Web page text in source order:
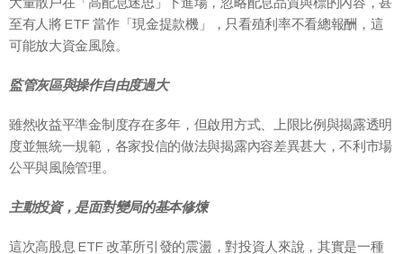
至有人將 ETF 當作「現金提款機」，只看殖利率不看總報酬，這
可能放大資金風險。
監管灰區與操作自由度過大
雖然收益平準金制度存在多年，但啟用方式、上限比例與揭露透明
度並無統一規範，各家投信的做法與揭露內容差異甚大，不利市場
公平與風險管理。
主動投資，是面對變局的基本修煉
這次高股息 ETF 改革所引發的震盪，對投資人來說，其實是一種